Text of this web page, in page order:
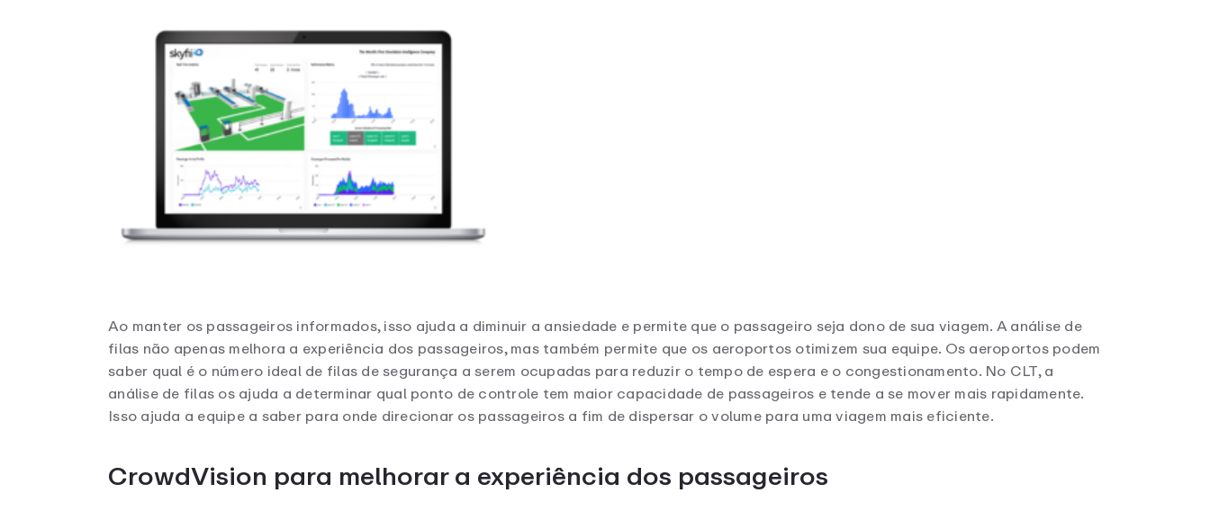
Ao manter os passageiros informados, isso ajuda a diminuir a ansiedade e permite que o passageiro seja dono de sua viagem. A análise de
filas não apenas melhora a experiência dos passageiros, mas também permite que os aeroportos otimizem sua equipe. Os aeroportos podem
saber qual é o número ideal de filas de segurança a serem ocupadas para reduzir o tempo de espera e o congestionamento. No CLT, a
análise de filas os ajuda a determinar qual ponto de controle tem maior capacidade de passageiros e tende a se mover mais rapidamente.
Isso ajuda a equipe a saber para onde direcionar os passageiros a fim de dispersar o volume para uma viagem mais eficiente.
CrowdVision para melhorar a experiência dos passageiros